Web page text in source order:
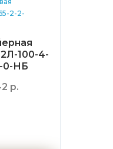
100-4-
0-НБ
р.